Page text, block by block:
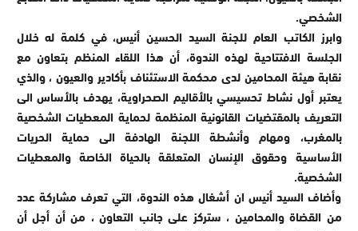
الشخصي.
وابرز الكاتب العام للجنة السيد الحسين أنيس، في كلمة له خلال
الجلسة الافتتاحية لهذه الندوة، أن هذا اللقاء المنظم بتعاون مع
نقابة هيئة المحامين لدى محكمة الاستئناف بأكادير والعيون ، والذي
يعتبر أول نشاط تحسيسي بالأقاليم الصحراوية، يهدف بالأساس الى
التعريف بالمقتضيات القانونية المنظمة لحماية المعطيات الشخصية
بالمغرب، ومهام وأنشطة اللجنة الهادفة الى حماية الحريات
الأساسية وحقوق الإنسان المتعلقة بالحياة الخاصة والمعطيات
الشخصية.
وأضاف السيد أنيس ان أشغال هذه الندوة، التي تعرف مشاركة عدد
من القضاة والمحامين ، ستركز على جانب التعاون ، من أن أجل أن